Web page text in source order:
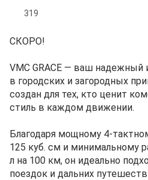
СКОРО!
VMC GRACE — ваш надежный
в городских и загородных
создан для тех, кто ценит
стиль в каждом движении.
Благодаря мощному 4-
125 куб. см и минимальному
л на 100 км, он идеально
поездок и дальних
319